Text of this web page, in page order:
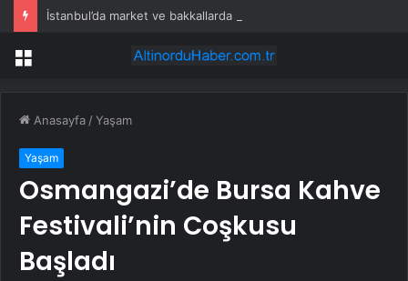
Menü
Anasayfa /Yaşam
Yaşam
Osmangazi’de Bursa Kahve
Festivali’nin Coşkusu
Başladı